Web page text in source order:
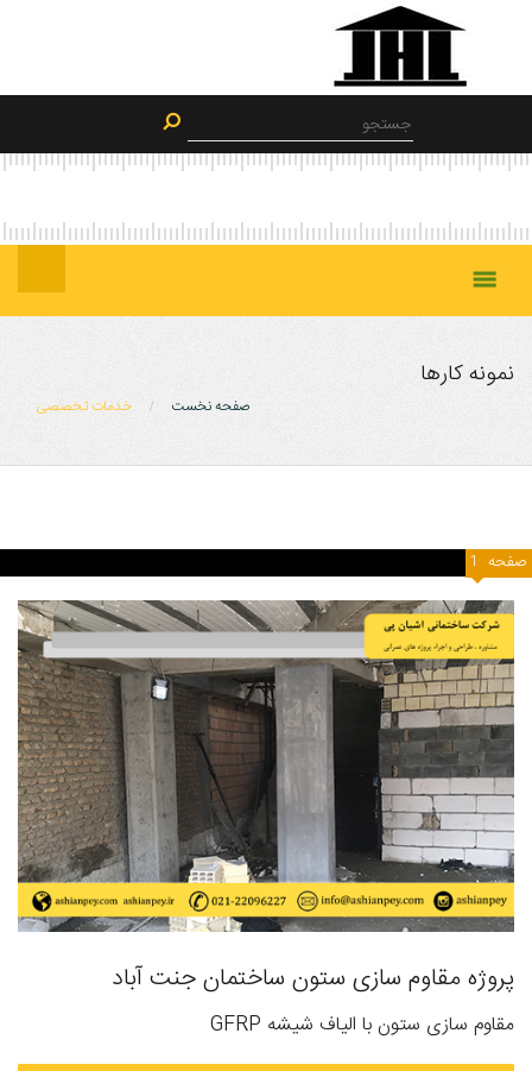
خانه
نمونه کارها
صفحه نخست خدمات تخصصی
صفحه 1
پروژه مقاوم سازی ستون ساختمان جنت آباد
مقاوم سازی ستون با الیاف شیشه GFRP